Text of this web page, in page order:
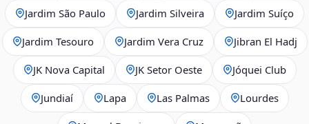
Jardim São Paulo Jardim Silveira Jardim Suíço
Jardim Tesouro Jardim Vera Cruz Jibran El Hadj
JK Nova Capital JK Setor Oeste Jóquei Club
Jundiaí Lapa Las Palmas Lourdes